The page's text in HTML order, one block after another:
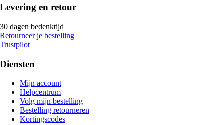
Levering en retour
30 dagen bedenktijd
Retourneer je bestelling
Trustpilot
Diensten
Mijn account
Helpcentrum
Volg mijn bestelling
Bestelling retourneren
Kortingscodes